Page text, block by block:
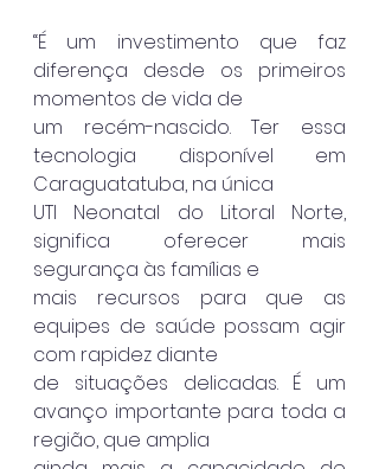
“É um investimento que faz
diferença desde os primeiros
momentos de vida de
um recém-nascido. Ter essa
tecnologia disponível em
Caraguatatuba, na única
UTI Neonatal do Litoral Norte,
significa oferecer mais
segurança às famílias e
mais recursos para que as
equipes de saúde possam agir
com rapidez diante
de situações delicadas. É um
avanço importante para toda a
região, que amplia